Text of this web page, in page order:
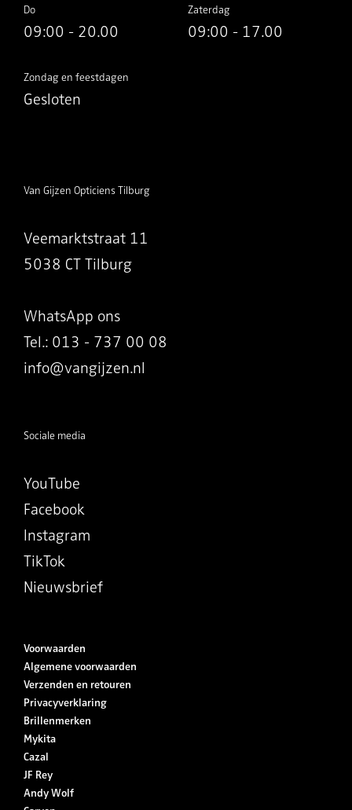
Do
09:00 - 20.00
Zaterdag
09:00 - 17.00
Zondag en feestdagen
Gesloten
Van Gijzen Opticiens Tilburg
Veemarktstraat 11
5038 CT Tilburg
WhatsApp ons
Tel.: 013 - 737 00 08
info@vangijzen.nl
Sociale media
YouTube
Facebook
Instagram
TikTok
Nieuwsbrief
Voorwaarden
Algemene voorwaarden
Verzenden en retouren
Privacyverklaring
Brillenmerken
Mykita
Cazal
JF Rey
Andy Wolf